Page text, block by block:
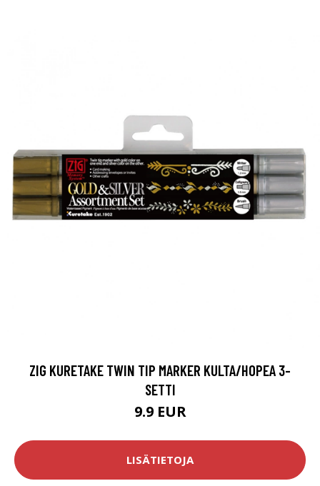
ZIG KURETAKE TWIN TIP MARKER KULTA/HOPEA 3-
SETTI
9.9 EUR
LISÄTIETOJA